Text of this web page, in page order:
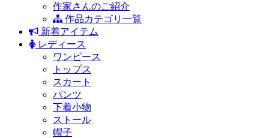
作家さんのご紹介
作品カテゴリ一覧
新着アイテム
レディース
ワンピース
トップス
スカート
パンツ
下着小物
ストール
帽子